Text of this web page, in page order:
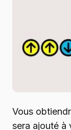
Vous
sera ajouté à